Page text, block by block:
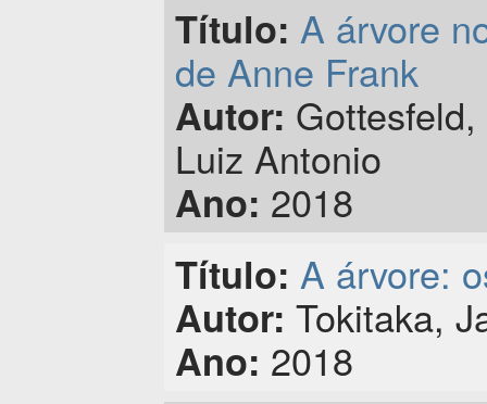
Título: A árvore
de Anne Frank
Autor:
Luiz Antonio
Ano: 2018
Título: A árvore:
Autor: Tokitaka,
Ano: 2018